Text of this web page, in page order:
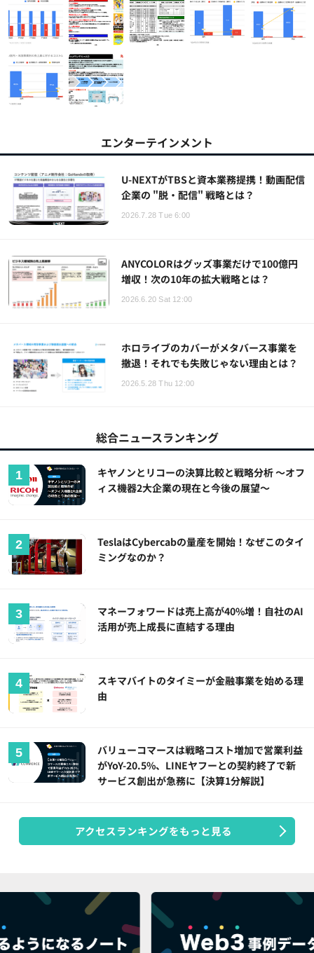
エンターテインメント
U-NEXTがTBSと資本業務提携！動画配信
企業の "脱・配信" 戦略とは？
2026.7.28 Tue 6:00
ANYCOLORはグッズ事業だけで100億円
増収！次の10年の拡大戦略とは？
2026.6.20 Sat 12:00
ホロライブのカバーがメタバース事業を
撤退！それでも失敗じゃない理由とは？
2026.5.28 Thu 12:00
総合ニュースランキング
キヤノンとリコーの決算比較と戦略分析 ～オフ
ィス機器2大企業の現在と今後の展望～
TeslaはCybercabの量産を開始！なぜこのタイ
ミングなのか？
マネーフォワードは売上高が40%増！自社のAI
活用が売上成長に直結する理由
スキマバイトのタイミーが金融事業を始める理
由
バリューコマースは戦略コスト増加で営業利益
がYoY-20.5%、LINEヤフーとの契約終了で新
サービス創出が急務に【決算1分解説】
アクセスランキングをもっと見る